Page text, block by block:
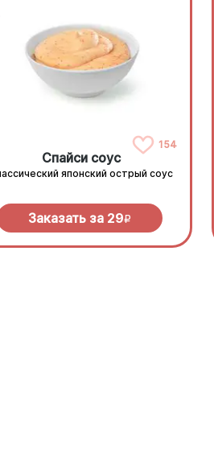
154
Спайси соус
японский острый соус
Заказать за 29R